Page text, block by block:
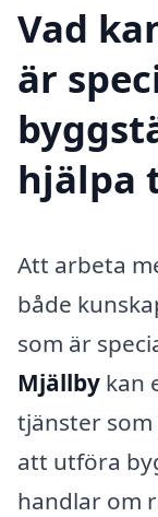
Vad
är
hjälpa
Att arbeta
både
som är
Mjällby kan
tjänster
att utföra
handlar om